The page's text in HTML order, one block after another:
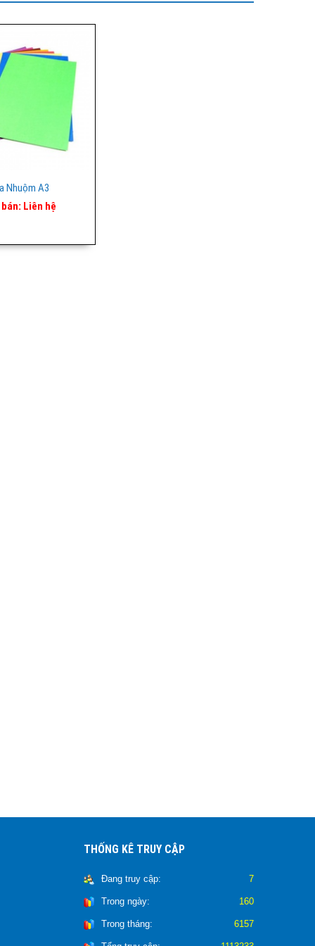
Nhuộm A3
bán: Liên hệ
THỐNG KÊ TRUY CẬP
Đang truy cập: 7
Trong ngày: 160
Trong tháng: 6157